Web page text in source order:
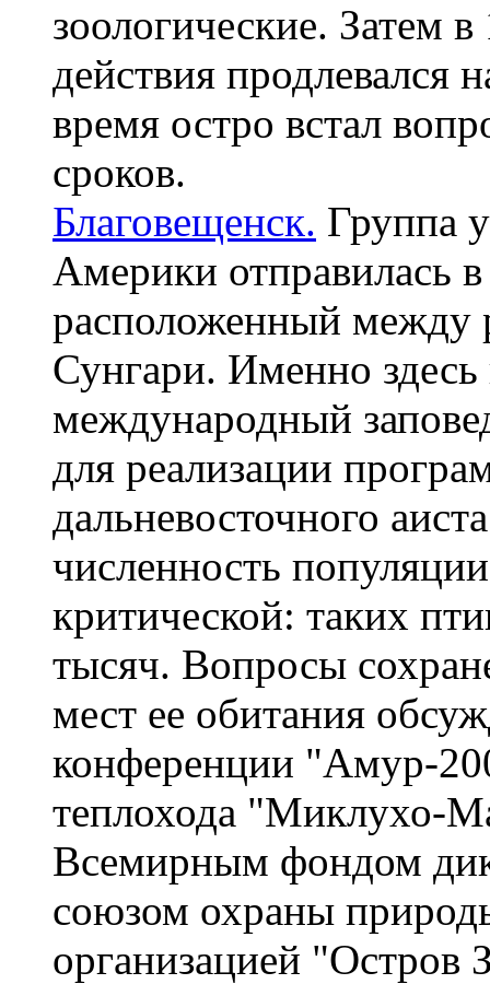
зоологические. Затем
действия продлевался
время остро встал
сроков.
Благовещенск. Группа
Америки отправилась
расположенный между
Сунгари. Именно здесь
международный
для реализации
дальневосточного
численность
критической: таких
тысяч. Вопросы
мест ее обитания
конференции "Амур-
теплохода "Миклухо-
Всемирным фондом
союзом охраны
организацией